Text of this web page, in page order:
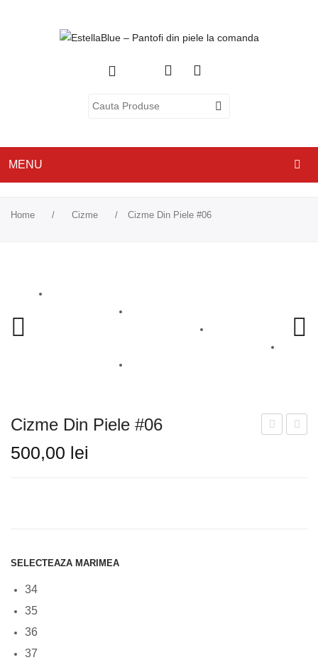
MENU
GENTI
BALERINI
TABEL DE CULORI
Home / Cizme / Cizme Din Piele #06
Cizme Din Piele #06
500,00 lei
SELECTEAZA MARIMEA
34
35
36
37